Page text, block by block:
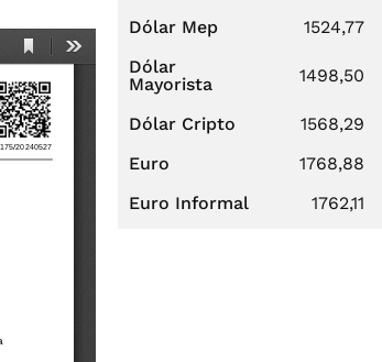
Dólar Mep 1524,77
Dólar
Mayorista
1498,50
Dólar Cripto 1568,29
Euro
1768,88
Euro Informal
1762,11